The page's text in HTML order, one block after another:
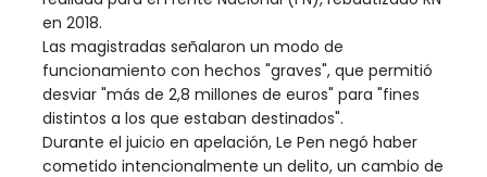
en 2018.
Las magistradas señalaron un modo de
funcionamiento con hechos "graves", que permitió
desviar "más de 2,8 millones de euros" para "fines
distintos a los que estaban destinados".
Durante el juicio en apelación, Le Pen negó haber
cometido intencionalmente un delito, un cambio de